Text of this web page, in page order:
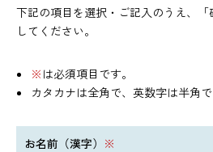
下記の項目を選択・ご記入のうえ、
してください。
※ は必須項目です。
カタカナは全角で、英数字は半角で
お名前（漢字） ※